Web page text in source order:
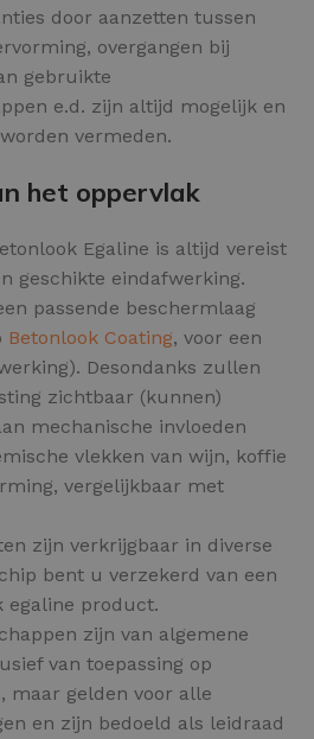
door aanzetten tussen
overgangen bij
gebruikte
e.d. zijn altijd mogelijk en
vermeden.
het oppervlak
Egaline is altijd vereist
geschikte eindafwerking.
passende beschermlaag
Betonlook Coating, voor een
Desondanks zullen
zichtbaar (kunnen)
mechanische invloeden
vlekken van wijn, koffie
vergelijkbaar met
zijn verkrijgbaar in diverse
bent u verzekerd van een
egaline product.
zijn van algemene
van toepassing op
maar gelden voor alle
en zijn bedoeld als leidraad